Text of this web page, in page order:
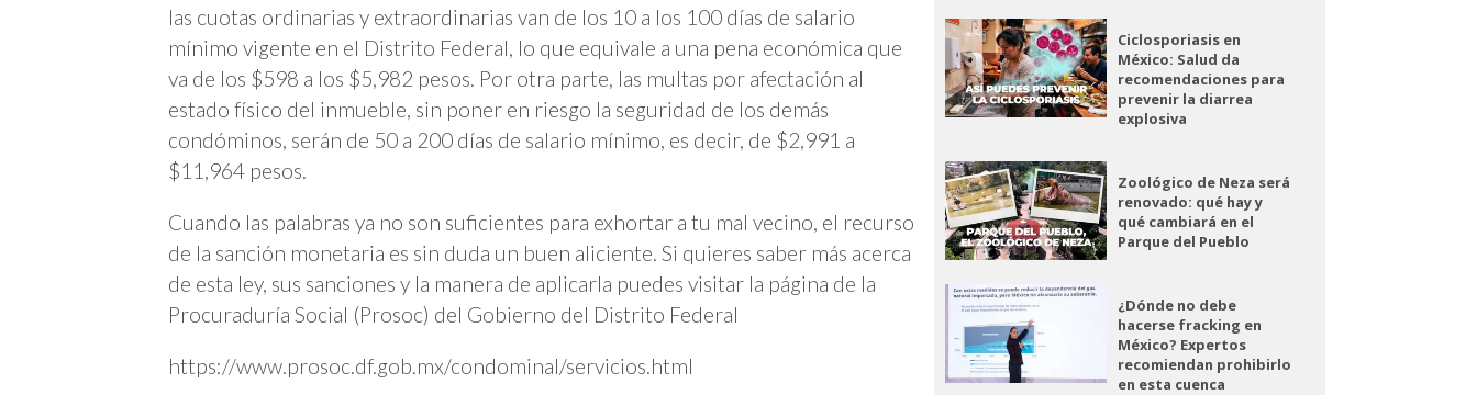
las cuotas ordinarias y extraordinarias van de los 10 a los 100 días de salario
mínimo vigente en el Distrito Federal, lo que equivale a una pena económica que
va de los $598 a los $5,982 pesos. Por otra parte, las multas por afectación al
estado físico del inmueble, sin poner en riesgo la seguridad de los demás
condóminos, serán de 50 a 200 días de salario mínimo, es decir, de $2,991 a
$11,964 pesos.
Cuando las palabras ya no son suficientes para exhortar a tu mal vecino, el recurso
de la sanción monetaria es sin duda un buen aliciente. Si quieres saber más acerca
de esta ley, sus sanciones y la manera de aplicarla puedes visitar la página de la
Procuraduría Social (Prosoc) del Gobierno del Distrito Federal
https://www.prosoc.df.gob.mx/condominal/servicios.html
Ciclosporiasis en
México: Salud da
recomendaciones para
prevenir la diarrea
explosiva
Zoológico de Neza será
renovado: qué hay y
qué cambiará en el
Parque del Pueblo
¿Dónde no debe
hacerse fracking en
México? Expertos
recomiendan prohibirlo
en esta cuenca